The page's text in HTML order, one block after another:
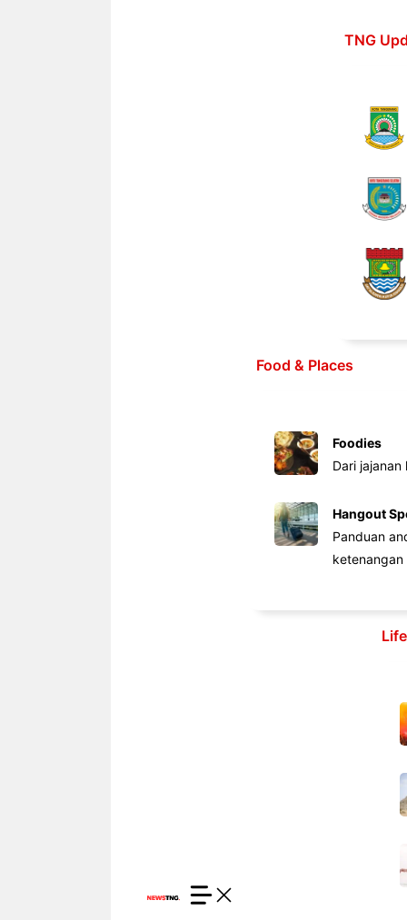
TNG
Food & Places
Foodies
Dari
Hangout
Panduan
ketenangan